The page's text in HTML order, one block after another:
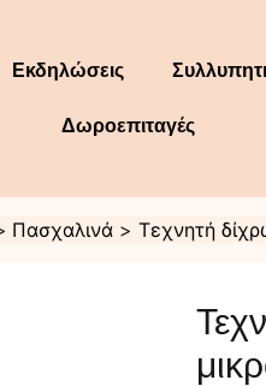
Εκδηλώσεις
Δωροεπιταγές
Πασχαλινά Τεχνητή
μωβ/
λευκή